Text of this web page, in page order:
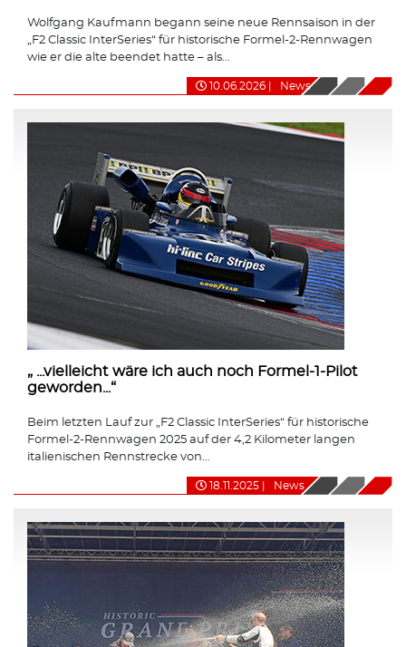
Wolfgang Kaufmann begann seine neue Rennsaison in der
„F2 Classic InterSeries“ für historische Formel-2-Rennwagen
wie er die alte beendet hatte – als...
10.06.2026 News
„ ...vielleicht wäre ich auch noch Formel-1-Pilot
geworden...“
Beim letzten Lauf zur „F2 Classic InterSeries“ für historische
Formel-2-Rennwagen 2025 auf der 4,2 Kilometer langen
italienischen Rennstrecke von...
18.11.2025 News